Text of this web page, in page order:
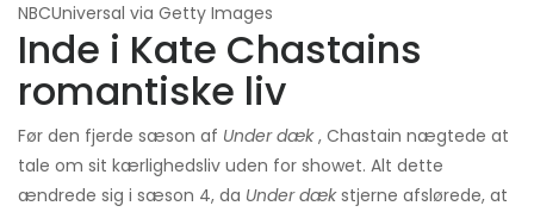
NBCUniversal via Getty Images
Inde i Kate Chastains
romantiske liv
Før den fjerde sæson af Under dæk, Chastain nægtede at
tale om sit kærlighedsliv uden for showet. Alt dette
ændrede sig i sæson 4, da Under dækstjerne afslørede, at